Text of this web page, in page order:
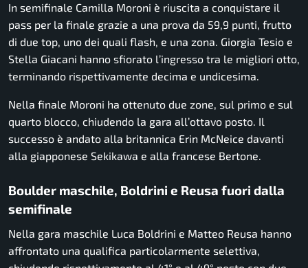
In semifinale Camilla Moroni è riuscita a conquistare il
pass per la finale grazie a una prova da 59,9 punti, frutto
di due top, uno dei quali flash, e una zona. Giorgia Tesio e
Stella Giacani hanno sfiorato l’ingresso tra le migliori otto,
terminando rispettivamente decima e undicesima.
Nella finale Moroni ha ottenuto due zone, sul primo e sul
quarto blocco, chiudendo la gara all’ottavo posto. Il
successo è andato alla britannica Erin McNeice davanti
alla giapponese Sekikawa e alla francese Bertone.
Boulder maschile, Boldrini e Reusa fuori dalla
semifinale
Nella gara maschile Luca Boldrini e Matteo Reusa hanno
affrontato una qualifica particolarmente selettiva,